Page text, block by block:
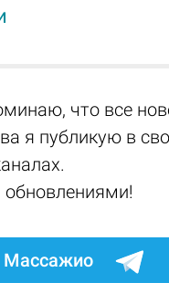
что все
я публикую в
обновлениями!
Массажио